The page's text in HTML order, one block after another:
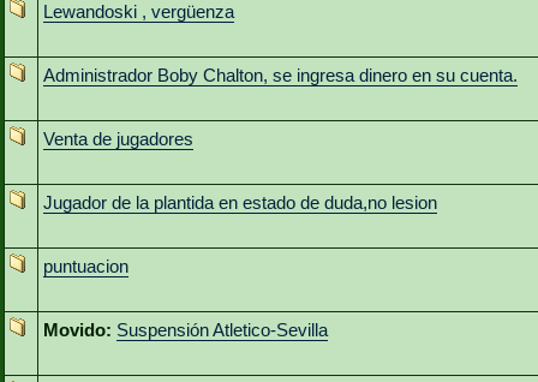
Lewandoski , vergüenza
Administrador Boby Chalton, se ingresa dinero en su cuenta.
Venta de jugadores
Jugador de la plantida en estado de duda,no lesion
puntuacion
Movido: Suspensión Atletico-Sevilla